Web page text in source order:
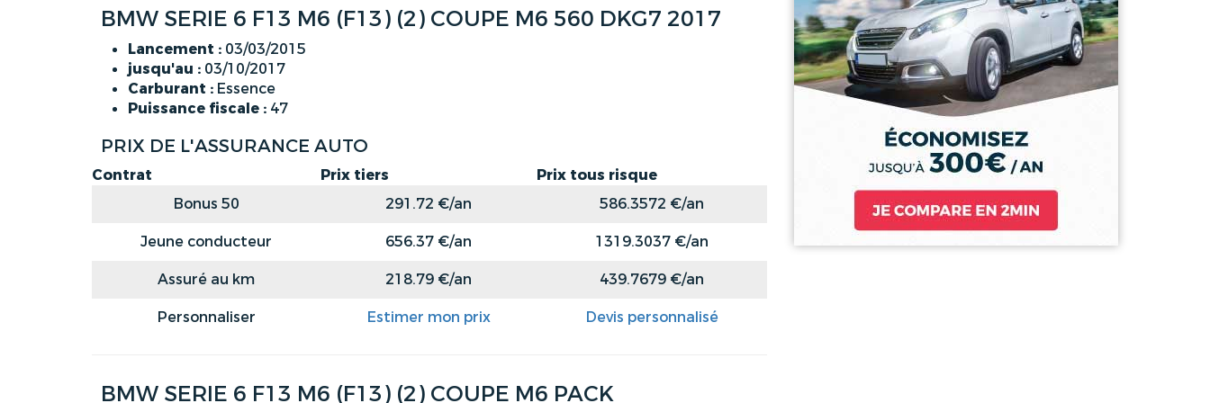
BMW SERIE 6 F13 M6 (F13) (2) COUPE M6 560 DKG7 2017
Lancement : 03/03/2015
jusqu'au : 03/10/2017
Carburant : Essence
Puissance fiscale : 47
PRIX DE L'ASSURANCE AUTO
Contrat Prix tiers
Prix tous risque
Bonus 50
291.72 €/an
586.3572 €/an
Jeune conducteur
656.37 €/an
1319.3037 €/an
Assuré au km
218.79 €/an
439.7679 €/an
Personnaliser
Estimer mon prix Devis personnalisé
BMW SERIE 6 F13 M6 (F13) (2) COUPE M6 PACK